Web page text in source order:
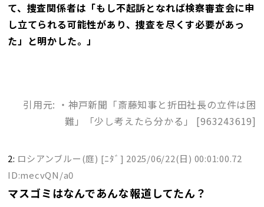
て、捜査関係者は「もし不起訴となれば検察審査会に申
し立てられる可能性があり、捜査を尽くす必要があっ
た」と明かした。」
引用元: ・神戸新聞「斎藤知事と折田社長の立件は困
難」「少し考えたら分かる」 [963243619]
2: ロシアンブルー(庭) [ﾆﾀﾞ] 2025/06/22(日) 00:01:00.72
ID:mecvQN/a0
マスゴミはなんであんな報道してたん？